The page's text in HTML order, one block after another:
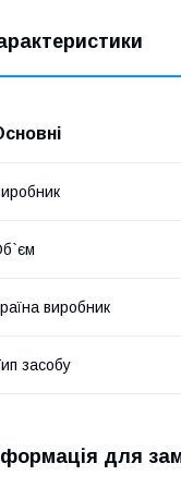
виробник
засобу
для